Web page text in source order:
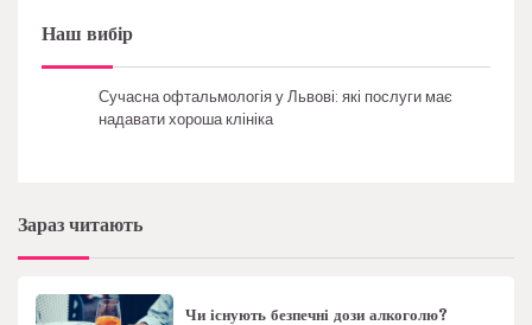
Наш вибір
Сучасна офтальмологія у Львові: які послуги має
надавати хороша клініка
Зараз читають
Чи існують безпечні дози алкоголю?